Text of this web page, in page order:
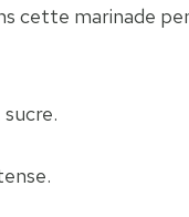
cette marinade